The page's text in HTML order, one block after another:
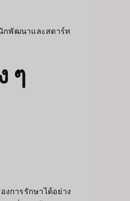
กพัฒนาและสตาร์ท
ๆ
การรักษาได้อย่าง